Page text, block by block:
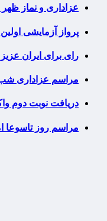
عزاداری و نماز ظهر
پرواز آزمایشی
رای برای ایران عزیز
مراسم عزاداری
دریافت نوبت دوم
مراسم روز تاسوعا